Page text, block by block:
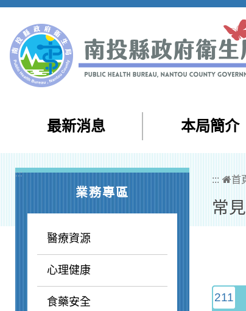
跳到主要內容區塊
最新消息 本局簡介
:::
業務專區
醫療資源
心理健康
食藥安全
::: 首
常
211